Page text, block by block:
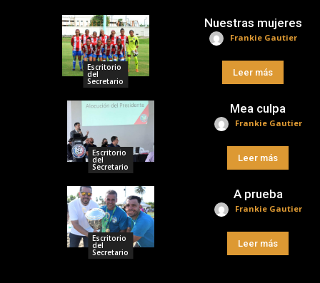
Escritorio
del
Secretario
Nuestras mujeres
Frankie Gautier
Leer más
Escritorio
del
Secretario
Mea culpa
Frankie Gautier
Leer más
Escritorio
del
Secretario
A prueba
Frankie Gautier
Leer más